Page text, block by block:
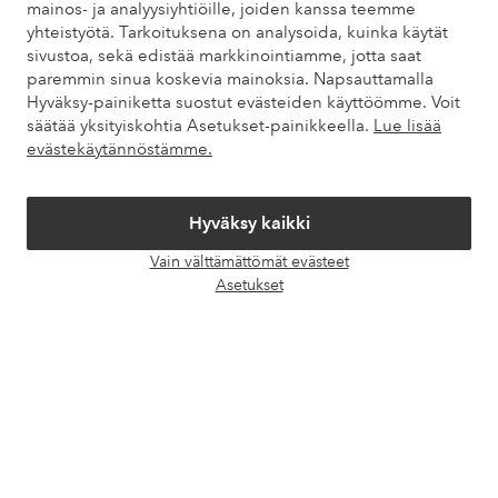
mainos- ja analyysiyhtiöille, joiden kanssa teemme
yhteistyötä. Tarkoituksena on analysoida, kuinka käytät
sivustoa, sekä edistää markkinointiamme, jotta saat
paremmin sinua koskevia mainoksia. Napsauttamalla
Hyväksy-painiketta suostut evästeiden käyttöömme. Voit
säätää yksityiskohtia Asetukset-painikkeella. Lue lisää
evästekäytännöstämme.
Hyväksy kaikki
Vain välttämättömät evästeet
Asetukset
Asiakaspalvelu Tilaukset Maksutavat
Omat sivut
Tietoa Elloksesta